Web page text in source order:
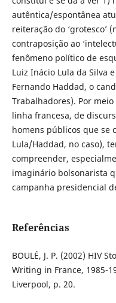
autêntica/espontânea
reiteração do ‘grotesco’
contraposição ao
fenômeno político de
Luiz Inácio Lula da Silva
Fernando Haddad, o
Trabalhadores). Por
linha francesa, de
homens públicos que se
Lula/Haddad, no caso),
compreender,
imaginário bolsonarista
campanha presidencial
Referências
BOULÉ, J. P. (2002) HIV
Writing in France, 1985-
Liverpool, p. 20.